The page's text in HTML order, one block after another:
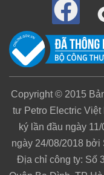
Copyright © 2015
tư Petro Electric
ký lần đầu ngày
ngày 24/08/2018
Địa chỉ công ty: Số